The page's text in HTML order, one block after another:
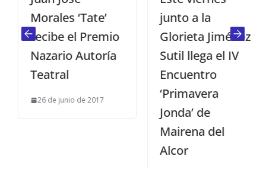
Morales ‘Tate’
recibe el Premio
Nazario Autoría
Teatral
26 de junio de 2017
junto a la
Glorieta Jiménez
Sutil llega el IV
Encuentro
‘Primavera
Jonda’ de
Mairena del
Alcor